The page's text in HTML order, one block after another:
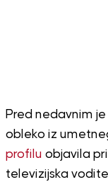
Pred nedavnim
obleko iz
profilu objavila
televizijska